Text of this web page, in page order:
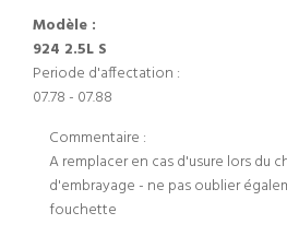
Modèle :
924 2.5L S
Periode d'affectation :
07.78 - 07.88
Commentaire :
A remplacer en cas d'usure lors du
d'embrayage - ne pas oublier
fouchette